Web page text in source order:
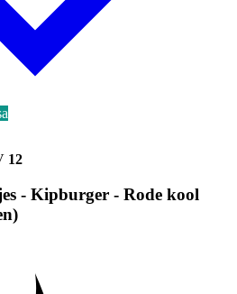
12
- Kipburger - Rode kool